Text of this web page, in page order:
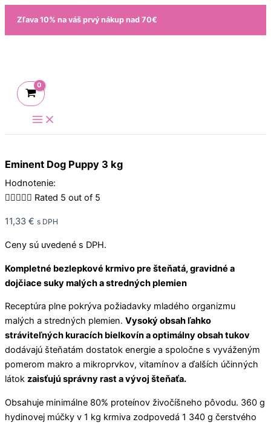
Preskočiť
obsah
Zľava 10% na váš prvý nákup nad 70€
Eminent Dog Puppy 3 kg
Hodnotenie:
 Rated 5 out of 5
11,33 € s DPH
Ceny sú uvedené s DPH.
Kompletné bezlepkové krmivo pre šteňatá, gravidné a
dojčiace suky malých a stredných plemien
Receptúra plne pokrýva požiadavky mladého organizmu
malých a stredných plemien. Vysoký obsah ľahko
stráviteľných kuracích bielkovín a optimálny obsah tukov
dodávajú šteňatám dostatok energie a spoločne s vyváženým
pomerom makro a mikroprvkov, vitamínov a ďalších účinných
látok zaisťujú správny rast a vývoj šteňaťa.
Obsahuje minimálne 80% proteínov živočíšneho pôvodu. 360 g
hydinovej múčky v 1 kg krmiva zodpovedá 1 340 g čerstvého
množstvo
Eminent
Dog